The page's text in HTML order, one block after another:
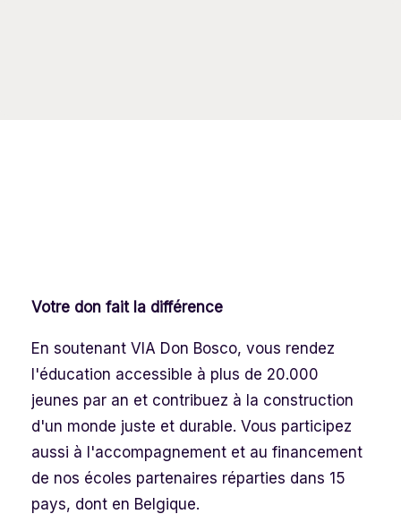
Votre don fait la différence
En soutenant VIA Don Bosco, vous rendez
l'éducation accessible à plus de 20.000
jeunes par an et contribuez à la construction
d'un monde juste et durable. Vous participez
aussi à l'accompagnement et au financement
de nos écoles partenaires réparties dans 15
pays, dont en Belgique.